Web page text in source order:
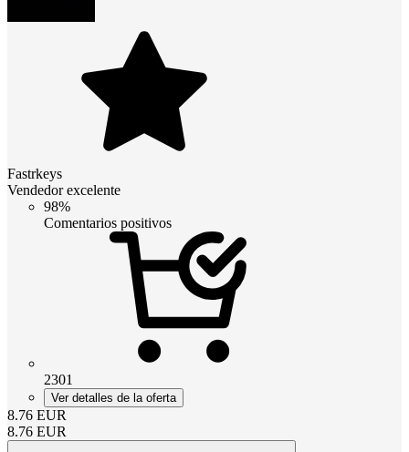
Fastrkeys
Vendedor excelente
98%
Comentarios positivos
2301
Ver detalles de la oferta
8.76 EUR
8.76 EUR